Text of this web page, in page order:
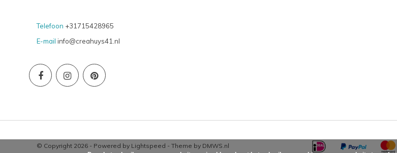
Telefoon +31715428965
E-mail info@creahuys41.nl
© Copyright 2026 - Powered by Lightspeed - Theme by DMWS.nl